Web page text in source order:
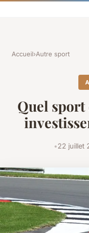
Accueil›Autre sport
Quel sport
•22 juillet